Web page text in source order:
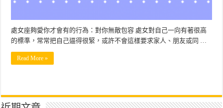
處女座夠愛你才會有的行為：對你無敵包容 處女對自己一向有著很高
的標準，常常把自己逼得很緊，或許不會這樣要求家人、朋友或同 …
Read More »